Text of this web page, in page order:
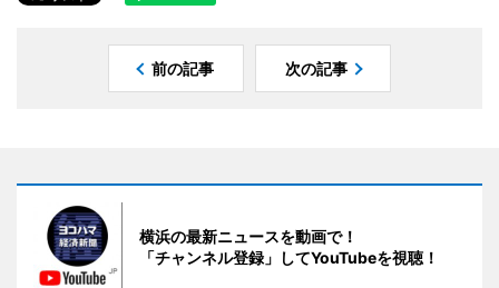
前の記事 次の記事
横浜の最新ニュースを動画で！
「チャンネル登録」してYouTubeを視聴！